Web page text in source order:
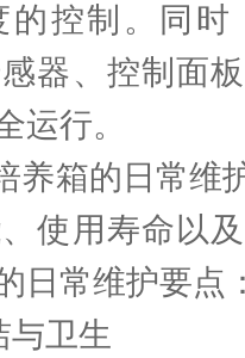
的控制。同时
器、控制面
运行。
箱的日常维
使用寿命以
日常维护要点
卫生